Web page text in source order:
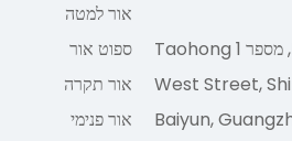
אור למטה
ספוט אור
אור תקרה
אור פנימי
הוסף 1: קומה 6, בניין D, מספר 1 Taohong
West Street,